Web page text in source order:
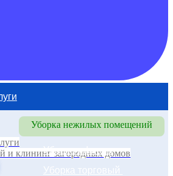
Уборка нежилых помещений
Уборка офисов
Уборка торговый
и клининг загородных домов